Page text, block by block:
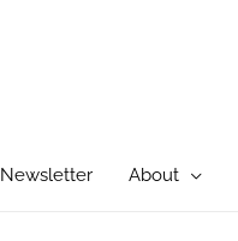
Newsletter About